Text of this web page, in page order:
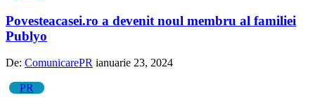
Povesteacasei.ro a devenit noul membru al familiei
Publyo
De: ComunicarePR ianuarie 23, 2024
PR